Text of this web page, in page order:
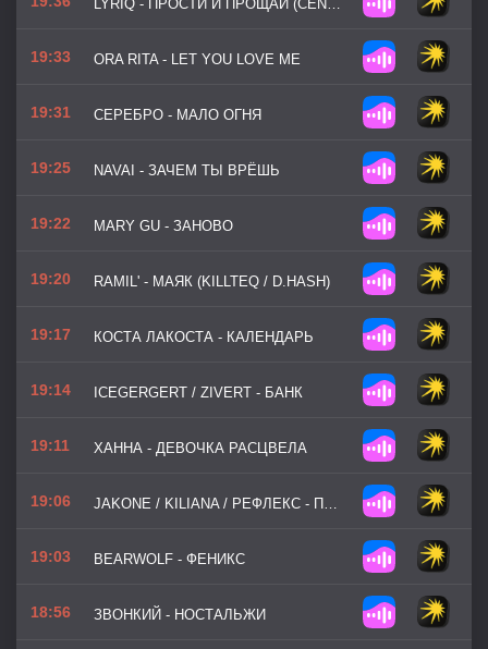
LYRIQ - ПРОСТИ И ПРОЩАЙ (CENSORED)
19:33 ORA RITA - LET YOU LOVE ME
19:31 СЕРЕБРО - МАЛО ОГНЯ
19:25 NAVAI - ЗАЧЕМ ТЫ ВРЁШЬ
19:22 MARY GU - ЗАНОВО
19:20 RAMIL' - МАЯК (KILLTEQ / D.HASH)
19:17 КОСТА ЛАКОСТА - КАЛЕНДАРЬ
19:14 ICEGERGERT / ZIVERT - БАНК
19:11 ХАННА - ДЕВОЧКА РАСЦВЕЛА
19:06 JAKONE / KILIANA / РЕФЛЕКС - ПОТОМУ ЧТО НЕ БЫЛО ТЕБЯ
19:03 BEARWOLF - ФЕНИКС
18:56 ЗВОНКИЙ - НОСТАЛЬЖИ